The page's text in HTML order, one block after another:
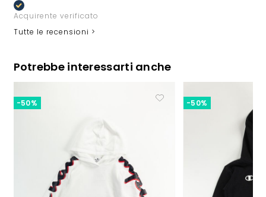
Acquirente verificato
Tutte le recensioni >
Potrebbe interessarti anche
-50% -50%